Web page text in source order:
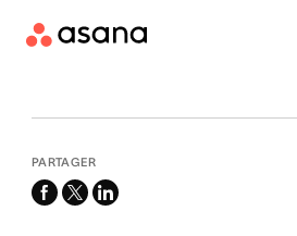
Contacter le service
PARTAGER
facebook
x-
linkedin